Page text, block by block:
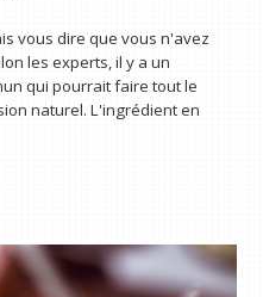
vous dire que vous n'avez
les experts, il y a un
qui pourrait faire tout le
naturel. L'ingrédient en